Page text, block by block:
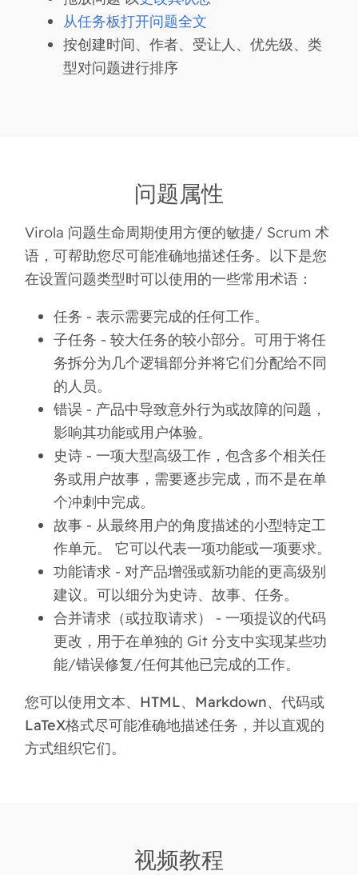
从任务板打开问题全文
按创建时间、作者、受让人、优先级、类
型对问题进行排序
问题属性
Virola 问题生命周期使用方便的敏捷/ Scrum 术
语，可帮助您尽可能准确地描述任务。以下是您
在设置问题类型时可以使用的一些常用术语：
任务 - 表示需要完成的任何工作。
子任务 - 较大任务的较小部分。可用于将任
务拆分为几个逻辑部分并将它们分配给不同
的人员。
错误 - 产品中导致意外行为或故障的问题，
影响其功能或用户体验。
史诗 - 一项大型高级工作，包含多个相关任
务或用户故事，需要逐步完成，而不是在单
个冲刺中完成。
故事 - 从最终用户的角度描述的小型特定工
作单元。 它可以代表一项功能或一项要求。
功能请求 - 对产品增强或新功能的更高级别
建议。可以细分为史诗、故事、任务。
合并请求 （或拉取请求） - 一项提议的代码
更改，用于在单独的 Git 分支中实现某些功
能/错误修复/任何其他已完成的工作。
您可以使用文本、HTML、Markdown、代码或
LaTeX格式尽可能准确地描述任务，并以直观的
方式组织它们。
视频教程